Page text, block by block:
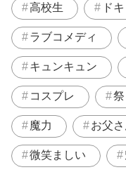
高校生 ド
ラブコメディ
キュンキュン
コスプレ 祭
魔力 お父
微笑ましい